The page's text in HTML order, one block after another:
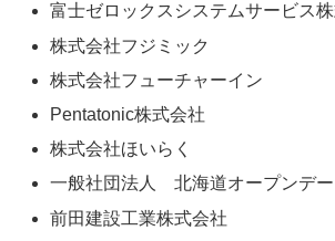
富士ゼロックスシステムサービス
株式会社フジミック
株式会社フューチャーイン
Pentatonic株式会社
株式会社ほいらく
一般社団法人 北海道オープンデー
前田建設工業株式会社